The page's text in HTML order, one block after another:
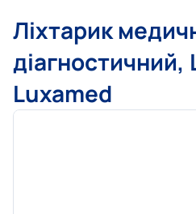
Ліхтарик
діагностичний,
Luxamed